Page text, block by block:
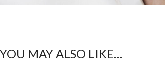
YOU MAY ALSO LIKE…